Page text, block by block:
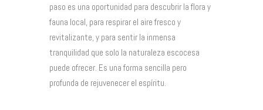
paso es una oportunidad para descubrir la flora y
fauna local, para respirar el aire fresco y
revitalizante, y para sentir la inmensa
tranquilidad que solo la naturaleza escocesa
puede ofrecer. Es una forma sencilla pero
profunda de rejuvenecer el espíritu.